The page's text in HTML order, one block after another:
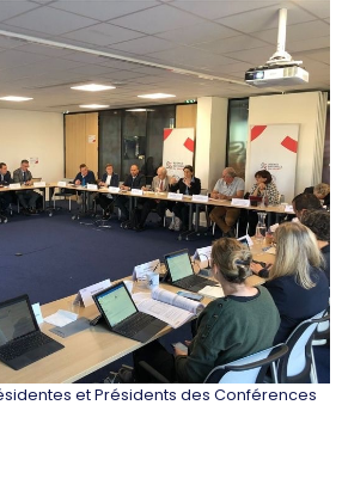
et Présidents des Conférences